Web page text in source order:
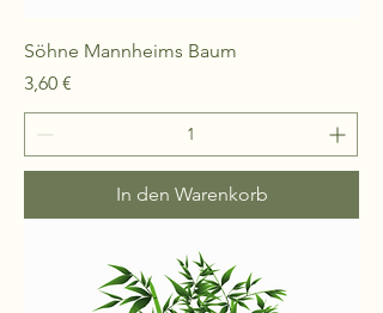
Söhne Mannheims Baum
Preis
3,60 €
In den Warenkorb